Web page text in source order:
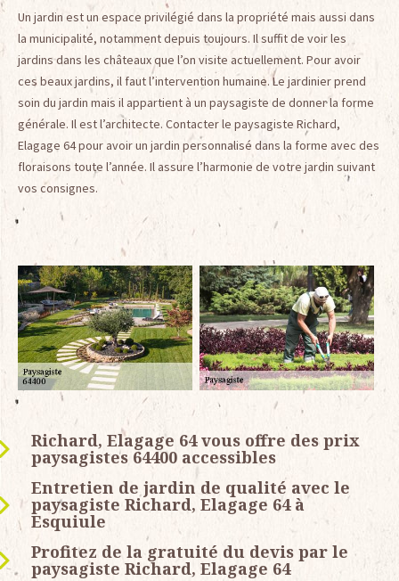
Un jardin est un espace privilégié dans la propriété mais aussi dans
la municipalité, notamment depuis toujours. Il suffit de voir les
jardins dans les châteaux que l’on visite actuellement. Pour avoir
ces beaux jardins, il faut l’intervention humaine. Le jardinier prend
soin du jardin mais il appartient à un paysagiste de donner la forme
générale. Il est l’architecte. Contacter le paysagiste Richard,
Elagage 64 pour avoir un jardin personnalisé dans la forme avec des
floraisons toute l’année. Il assure l’harmonie de votre jardin suivant
vos consignes.
Richard, Elagage 64 vous offre des prix
paysagistes 64400 accessibles
Entretien de jardin de qualité avec le
paysagiste Richard, Elagage 64 à
Esquiule
Profitez de la gratuité du devis par le
paysagiste Richard, Elagage 64